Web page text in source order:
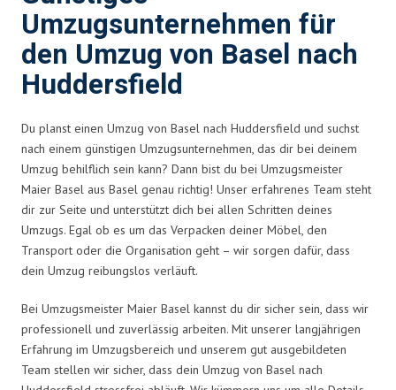
Umzugsunternehmen für
den Umzug von Basel nach
Huddersfield
Du planst einen Umzug von Basel nach Huddersfield und suchst
nach einem günstigen Umzugsunternehmen, das dir bei deinem
Umzug behilflich sein kann? Dann bist du bei Umzugsmeister
Maier Basel aus Basel genau richtig! Unser erfahrenes Team steht
dir zur Seite und unterstützt dich bei allen Schritten deines
Umzugs. Egal ob es um das Verpacken deiner Möbel, den
Transport oder die Organisation geht – wir sorgen dafür, dass
dein Umzug reibungslos verläuft.
Bei Umzugsmeister Maier Basel kannst du dir sicher sein, dass wir
professionell und zuverlässig arbeiten. Mit unserer langjährigen
Erfahrung im Umzugsbereich und unserem gut ausgebildeten
Team stellen wir sicher, dass dein Umzug von Basel nach